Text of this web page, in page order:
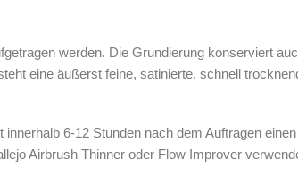
werden. Die Grundierung konserviert
eine äußerst feine, satinierte, schnell
6-12 Stunden nach dem Auftragen
Airbrush Thinner oder Flow Improver